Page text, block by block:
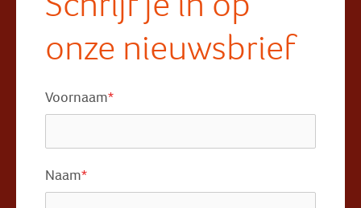
onze nieuwsbrief
Voornaam*
Naam*